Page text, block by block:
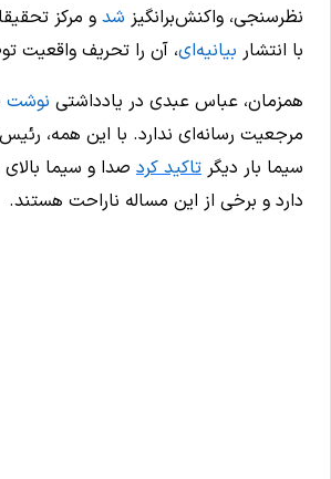
نظرسنجی، واکنش‌برانگیز شدو مرکز
با انتشار بیانیه‌ای، آن را تحریف واقعیت
همزمان، عباس عبدی در یادداشتی نوشت
مرجعیت رسانه‌ای ندارد. با این همه،
سیما بار دیگر تاکید کرد
دارد و برخی از این مساله ناراحت هستند.